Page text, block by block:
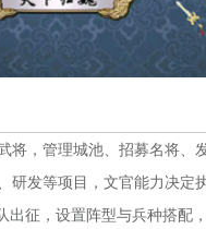
，管理城池、招募名将、
发等项目，文官能力决定
征，设置阵型与兵种搭配